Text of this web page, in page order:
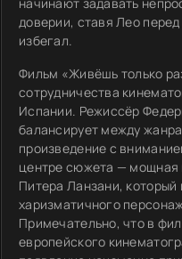
доверии, ставя Лео
избегал.
Фильм «Живёшь только
сотрудничества
Испании. Режиссёр
балансирует между
произведение с
центре сюжета — мощная
Питера Ланзани,
харизматичного
Примечательно, что в
европейского